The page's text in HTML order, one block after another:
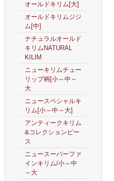
オールドキリム[大]
オールドキリムジジ
ム[中]
ナチュラルオールド
キリムNATURAL
KILIM
ニューキリムチュー
リップ柄[小～中～
大
ニュースペシャルキ
リム[小～中～大]
アンティークキリム
&コレクションピー
ス
ニュースーパーファ
インキリム/小～中
～大